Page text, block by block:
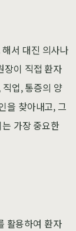
서 대진 의사나
장이 직접 환자
업, 통증의 양
을 찾아내고, 그
가장 중요한
활용하여 환자